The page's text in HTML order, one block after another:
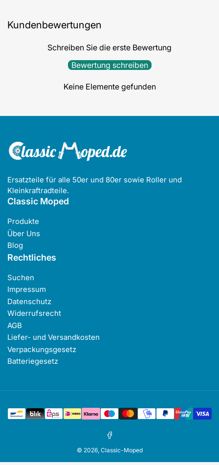
Kundenbewertungen
Schreiben Sie die erste Bewertung
Bewertung schreiben
Keine Elemente gefunden
Ersatzteile für alle 50er und 80er sowie Roller und
Kleinkraftradteile.
Classic Moped
Produkte
Über Uns
Blog
Rechtliches
Suchen
Impressum
Datenschutz
Widerrufsrecht
AGB
Liefer- und Versandkosten
Verpackungsgesetz
Batteriegesetz
Zahlungsmethoden
Facebook
© 2026, Classic-Moped